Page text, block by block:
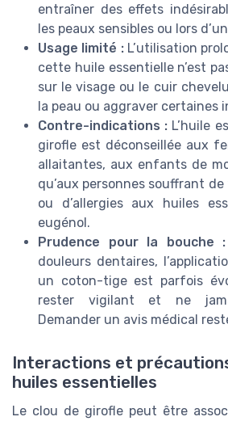
entraîner des effets
les peaux sensibles ou lors
Usage limité :L’utilisation
cette huile essentielle n’est
sur le visage ou le cuir
la peau ou aggraver certaines
Contre-indications : L’huile
girofle est déconseillée aux
allaitantes, aux enfants de
qu’aux personnes souffrant
ou d’allergies aux huiles
eugénol.
Prudence pour la bouche :
douleurs dentaires,
un coton-tige est parfois
rester vigilant et ne
Demander un avis médical
Interactions et
huiles essentielles
Le clou de girofle peut être